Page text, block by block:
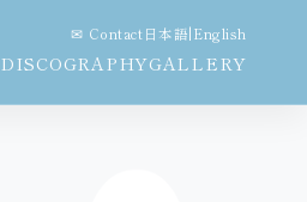
✉ Contact日本語|English
DISCOGRAPHYGALLERY